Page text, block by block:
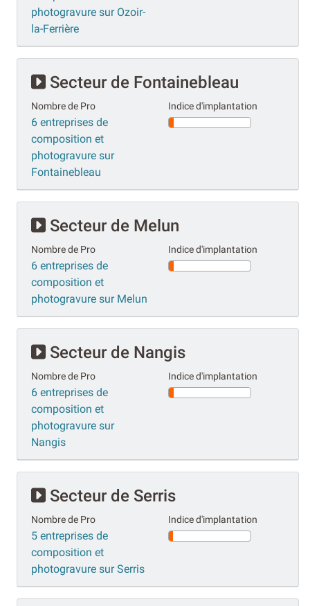
photogravure sur Ozoir-
la-Ferrière
Secteur de Fontainebleau
Nombre de Pro
6 entreprises de
composition et
photogravure sur
Fontainebleau
Indice d'implantation
Secteur de Melun
Nombre de Pro
6 entreprises de
composition et
photogravure sur Melun
Indice d'implantation
Secteur de Nangis
Nombre de Pro
6 entreprises de
composition et
photogravure sur
Nangis
Indice d'implantation
Secteur de Serris
Nombre de Pro
5 entreprises de
composition et
photogravure sur Serris
Indice d'implantation